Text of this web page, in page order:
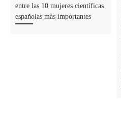
entre las 10 mujeres científicas
españolas más importantes